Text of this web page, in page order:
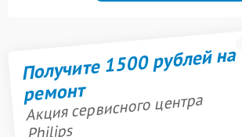
Получите 1500 рублей на
ремонт
Акция сервисного центра
Philips